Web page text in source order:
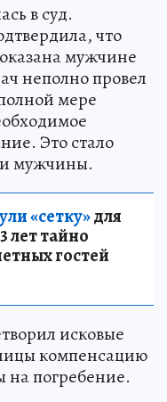
в суд.
что
мужчине
неполно провел
мере
Это стало
мужчины.
«сетку»для
лет тайно
гостей
исковые
компенсацию
на погребение.